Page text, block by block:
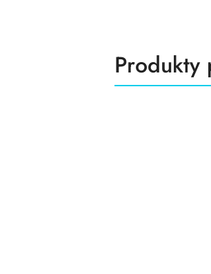
Produkty
o
Produkty